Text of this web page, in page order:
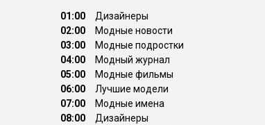
01:00
Дизайнеры
02:00
Модные новости
03:00
Модные подростки
04:00
Модный журнал
05:00
Модные фильмы
06:00
Лучшие модели
07:00
Модные имена
08:00
Дизайнеры